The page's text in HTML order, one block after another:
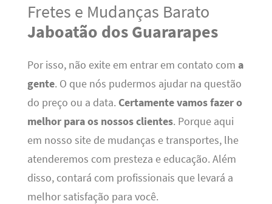
Fretes e Mudanças Barato
Jaboatão dos Guararapes
Por isso, não exite em entrar em contato com a
gente. O que nós pudermos ajudar na questão
do preço ou a data. Certamente vamos fazer o
melhor para os nossos clientes. Porque aqui
em nosso site de mudanças e transportes, lhe
atenderemos com presteza e educação. Além
disso, contará com profissionais que levará a
melhor satisfação para você.